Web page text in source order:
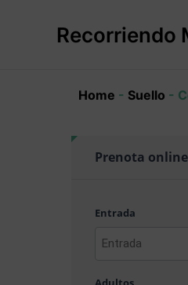
Recorriendo
Home - Suello -
Prenota online
Entrada